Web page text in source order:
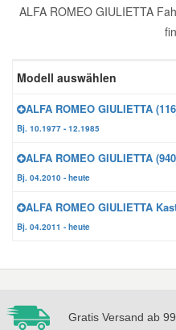
ALFA ROMEO GIULIETTA
Modell auswählen
ALFA ROMEO GIULIETTA
Bj. 10.1977 - 12.1985
ALFA ROMEO GIULIETTA
Bj. 04.2010 - heute
ALFA ROMEO GIULIETTA
Bj. 04.2011 - heute
Gratis Versand ab
Zündanlage und
Karosserie Werkzeug
Werkstattbedarf
Winter-Autozubehör
Daihatsu Ersatzteile
Honda Ersatzteile
Hyundai Ersatzteile
Kia Ersatzteile